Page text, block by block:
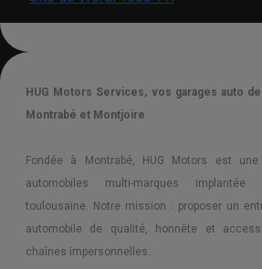
Batterie, alternateur,
Courroie de
Diagnostic mécanique
HUG Motors Services, vos garages auto
Montrabé et Montjoire
Fondée à Montrabé, HUG Motors est
automobiles multi-marques implantée
toulousaine. Notre mission : proposer un
automobile de qualité, honnête et
chaînes impersonnelles.